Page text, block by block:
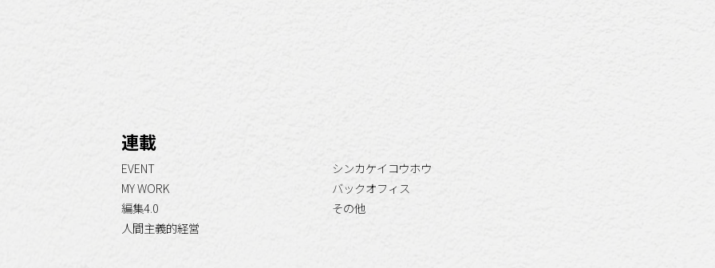
連載
EVENT
MY WORK
編集4.0
人間主義的経営
シンカケイコウホウ
バックオフィス
その他